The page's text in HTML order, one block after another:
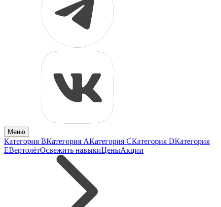
Меню
Категория BКатегория AКатегория CКатегория DКатегория
EВертолётОсвежить навыкиЦеныАкции